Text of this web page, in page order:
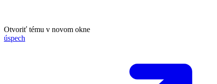
Otvoriť tému v novom okne
úspech